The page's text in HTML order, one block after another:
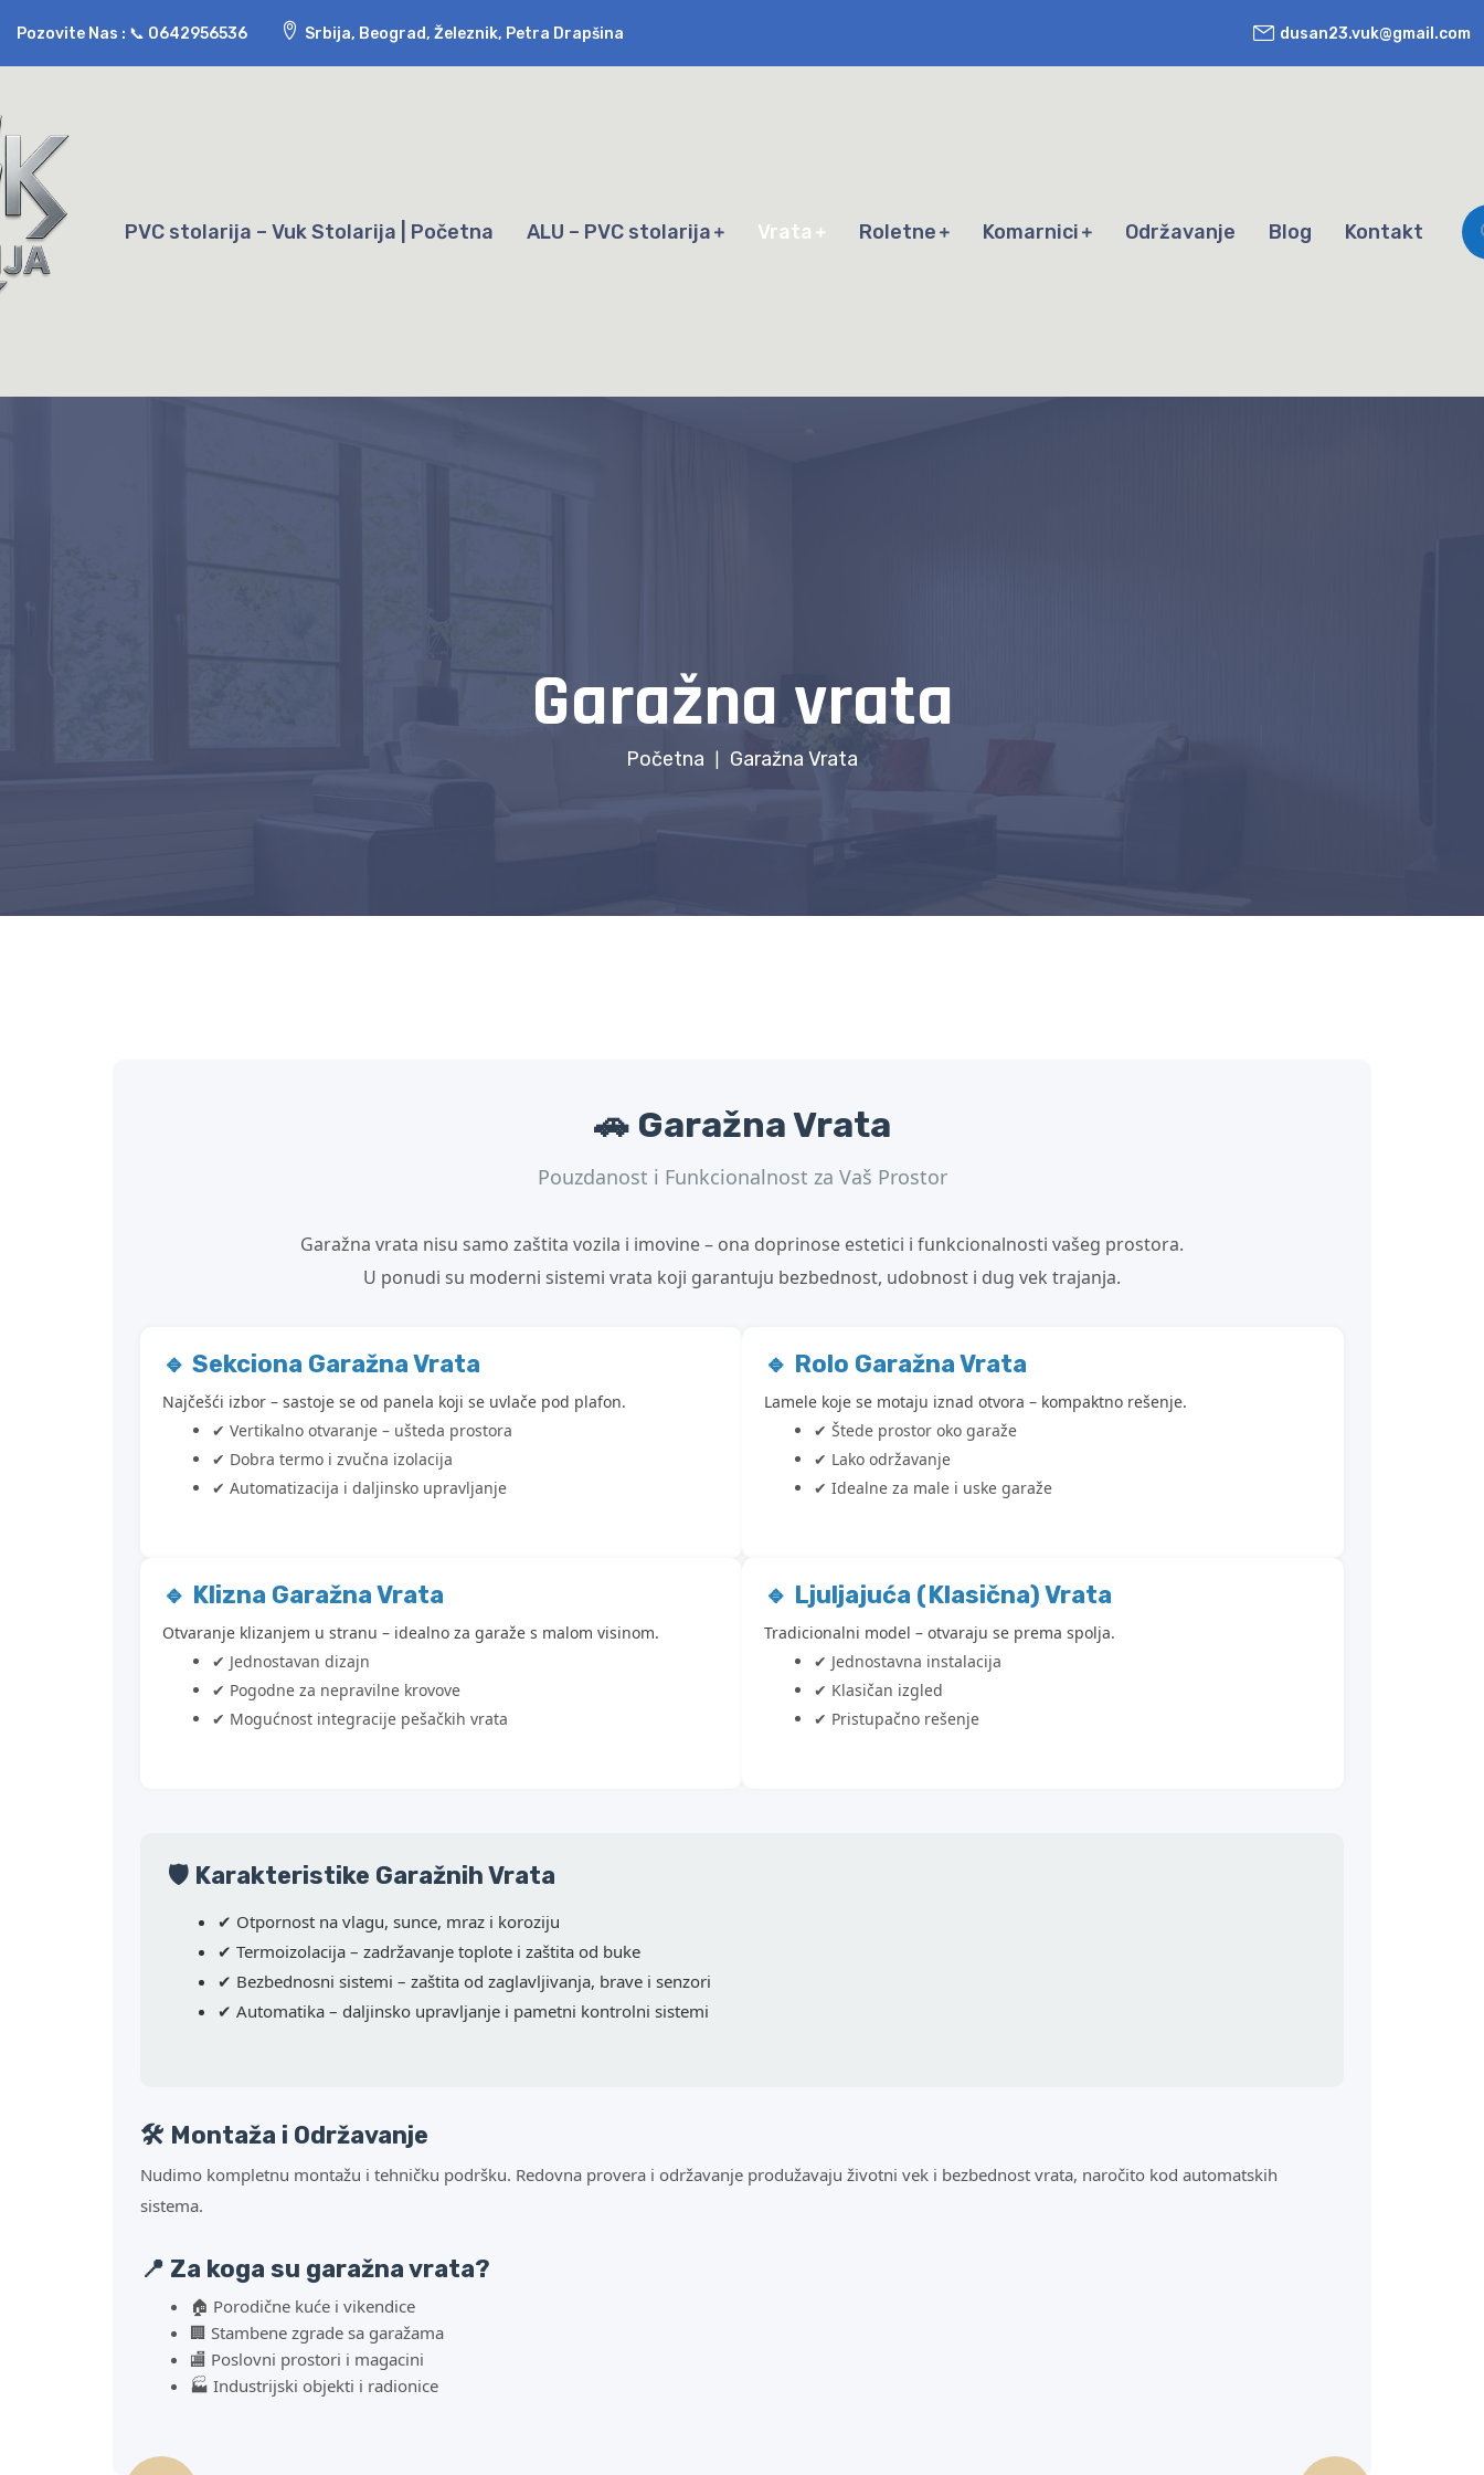
Pozovite Nas : 📞 0642956536 Srbija, Beograd, Železnik, Petra Drapšina dusan23.vuk@gmail.com
PVC stolarija – Vuk Stolarija | Početna ALU – PVC stolarija Vrata Roletne Komarnici Održavanje Blog Kontakt
Garažna vrata
Početna Garažna Vrata
🚗 Garažna Vrata
Pouzdanost i Funkcionalnost za Vaš Prostor
Garažna vrata nisu samo zaštita vozila i imovine – ona doprinose estetici i funkcionalnosti vašeg prostora.
U ponudi su moderni sistemi vrata koji garantuju bezbednost, udobnost i dug vek trajanja.
🔹 Sekciona Garažna Vrata
Najčešći izbor – sastoje se od panela koji se uvlače pod plafon.
✔ Vertikalno otvaranje – ušteda prostora
✔ Dobra termo i zvučna izolacija
✔ Automatizacija i daljinsko upravljanje
🔹 Rolo Garažna Vrata
Lamele koje se motaju iznad otvora – kompaktno rešenje.
✔ Štede prostor oko garaže
✔ Lako održavanje
✔ Idealne za male i uske garaže
🔹 Klizna Garažna Vrata
Otvaranje klizanjem u stranu – idealno za garaže s malom visinom.
✔ Jednostavan dizajn
✔ Pogodne za nepravilne krovove
✔ Mogućnost integracije pešačkih vrata
🔹 Ljuljajuća (Klasična) Vrata
Tradicionalni model – otvaraju se prema spolja.
✔ Jednostavna instalacija
✔ Klasičan izgled
✔ Pristupačno rešenje
🛡️ Karakteristike Garažnih Vrata
✔ Otpornost na vlagu, sunce, mraz i koroziju
✔ Termoizolacija – zadržavanje toplote i zaštita od buke
✔ Bezbednosni sistemi – zaštita od zaglavljivanja, brave i senzori
✔ Automatika – daljinsko upravljanje i pametni kontrolni sistemi
🛠️ Montaža i Održavanje
Nudimo kompletnu montažu i tehničku podršku. Redovna provera i održavanje produžavaju životni vek i bezbednost vrata, naročito kod automatskih
sistema.
📍 Za koga su garažna vrata?
🏠 Porodične kuće i vikendice
🏢 Stambene zgrade sa garažama
🏬 Poslovni prostori i magacini
🏭 Industrijski objekti i radionice